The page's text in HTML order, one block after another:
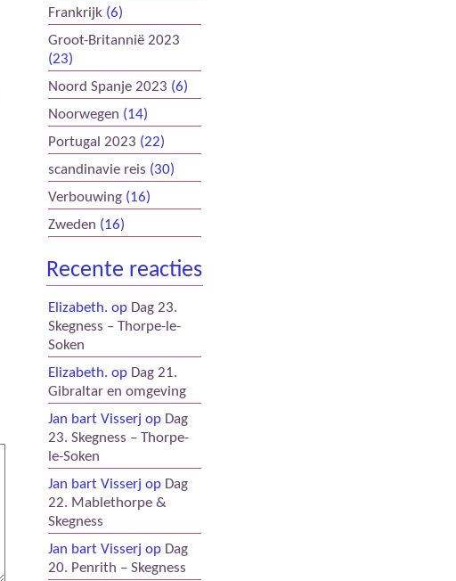
Frankrijk (6)
Groot-Britannië 2023
(23)
Noord Spanje 2023 (6)
Noorwegen (14)
Portugal 2023 (22)
scandinavie reis (30)
Verbouwing (16)
Zweden (16)
Recente reacties
Elizabeth. op Dag 23.
Skegness – Thorpe-le-
Soken
Elizabeth. op Dag 21.
Gibraltar en omgeving
Jan bart Visserj op Dag
23. Skegness – Thorpe-
le-Soken
Jan bart Visserj op Dag
22. Mablethorpe &
Skegness
Jan bart Visserj op Dag
20. Penrith – Skegness